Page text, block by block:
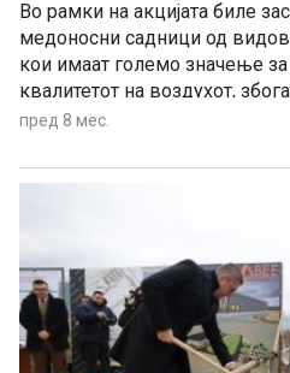
Во рамки на акцијата биле
медоносни садници од
кои имаат големо значење
квалитетот на воздухот,
биодиверзитетот и поддршка
пред 8 мес.